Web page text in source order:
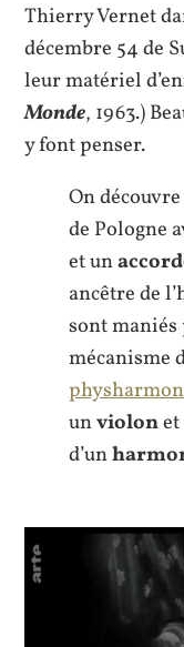
Thierry Vernet
décembre 54 de
leur matériel
Monde, 1963.)
y font penser.
On
de Pologne
et un
ancêtre de
sont maniés
mécanisme
unviolon
d’un